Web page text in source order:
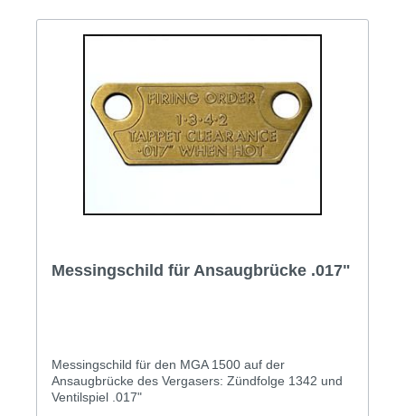
Messingschild für Ansaugbrücke .017"
Messingschild für den MGA 1500 auf der
Ansaugbrücke des Vergasers: Zündfolge 1342 und
Ventilspiel .017"